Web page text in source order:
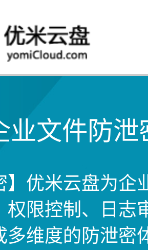
业文件防
】优米云盘为
权限控制、日志
多维度的防泄密